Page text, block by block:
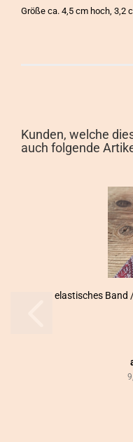
Größe ca. 4,5 cm hoch, 3,2
Kunden, welche
auch folgende
elas­ti­sches Band